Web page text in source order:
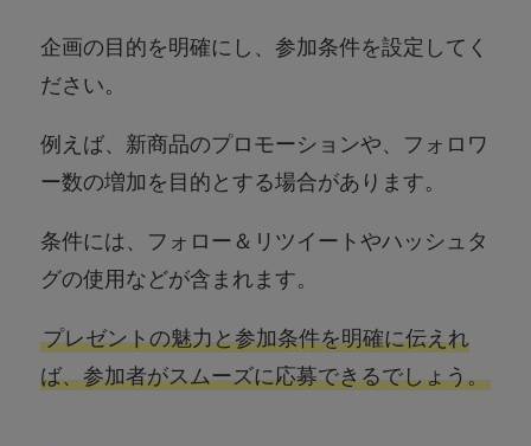
企画の目的を明確にし、参加条件を設定してく
ださい。
例えば、新商品のプロモーションや、フォロワ
ー数の増加を目的とする場合があります。
条件には、フォロー＆リツイートやハッシュタ
グの使用などが含まれます。
プレゼントの魅力と参加条件を明確に伝えれ
ば、参加者がスムーズに応募できるでしょう。